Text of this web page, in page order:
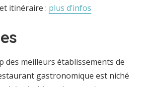
itinéraire : plus d’infos
des meilleurs établissements de
gastronomique est niché